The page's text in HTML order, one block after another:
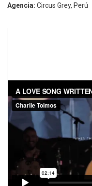
Agencia: Circus Grey, Perú